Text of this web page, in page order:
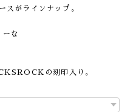
がラインナップ。
な
の刻印入り。